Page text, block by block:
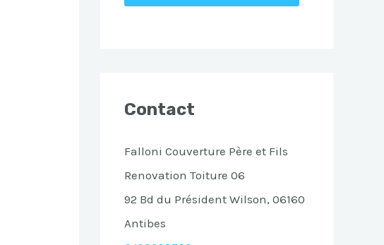
Contact
Falloni Couverture Père et Fils
Renovation Toiture 06
92 Bd du Président Wilson, 06160
Antibes